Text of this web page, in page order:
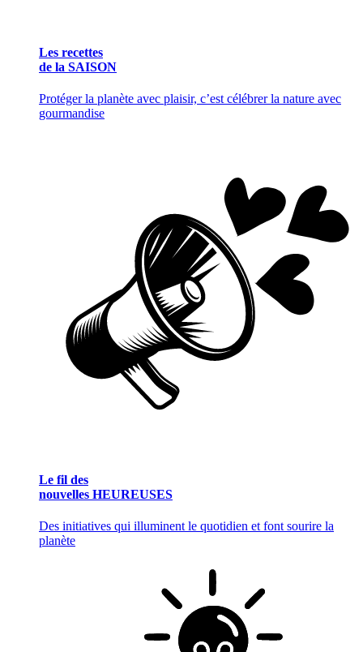
Les recettes
de la SAISON
Protéger la planète avec plaisir, c’est célébrer la nature avec
gourmandise
Le fil des
nouvelles HEUREUSES
Des initiatives qui illuminent le quotidien et font sourire la
planète